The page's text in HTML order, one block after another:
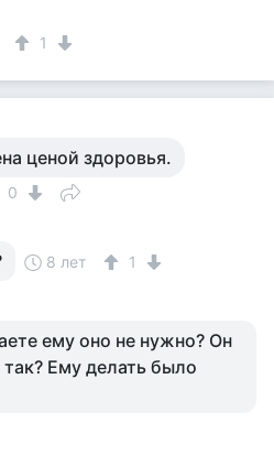
1
ценой здоровья.
0
8 лет 1
ему оно не нужно? Он
Ему делать было